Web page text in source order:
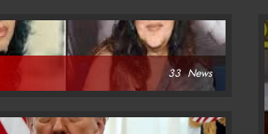
33 News